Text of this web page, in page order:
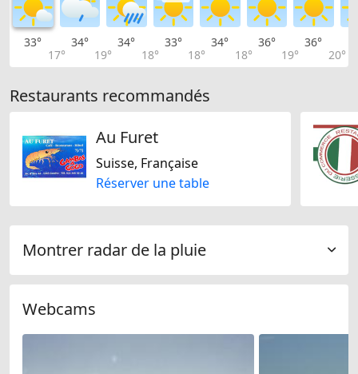
33°
17°
34°
19°
34°
18°
33°
18°
34°
18°
36°
19°
36°
20°
Restaurants recommandés
Au Furet
Suisse, Française
Réserver une table
Montrer radar de la pluie
Webcams